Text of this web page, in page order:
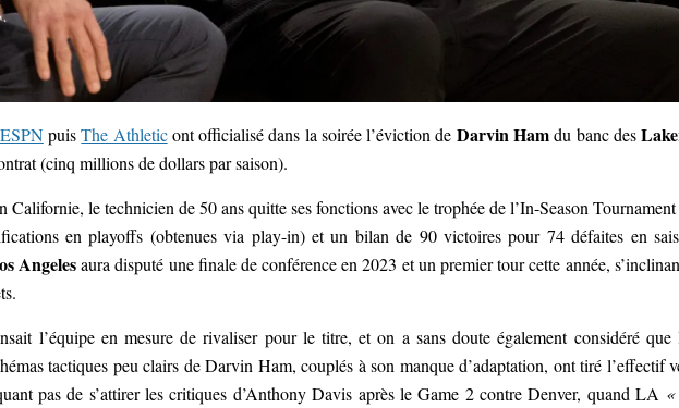
ESPNpuisThe Athleticont officialisé dans la soirée l’éviction de Darvin Hamdu banc des
(cinq millions de dollars par saison).
Californie, le technicien de 50 ans quitte ses fonctions avec le trophée de l’In-Season Tournament
en playoffs (obtenues via play-in) et un bilan de 90 victoires pour 74 défaites en
Angelesaura disputé une finale de conférence en 2023 et un premier tour cette année,
l’équipe en mesure de rivaliser pour le titre, et on a sans doute également considéré que
tactiques peu clairs de Darvin Ham, couplés à son manque d’adaptation, ont tiré l’effectif
pas de s’attirer les critiques d’Anthony Davis après le Game 2 contre Denver, quand LA